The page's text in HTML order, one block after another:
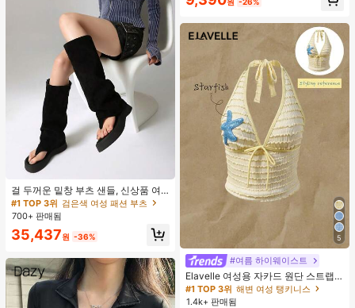
걸 두꺼운 밑창 부츠 샌들, 신상품 여
름 키높이 롱 샤프트 니치 섹시 팝 걸
끈 레트로 스트리트 스타일 앵클 부츠
#1 TOP 3위
거의 매진!
#1 TOP 3위 검은색 여성 패션 부츠
거의 매진!
#1 TOP 3위 검은색 여성 패션 부츠
거의 매진!
#1 TOP 3위
거의 매진!
700+ 판매됨
35,437원 -36% 5
#여름 하이웨이스트
Elavelle 여성용 자카드 원단 스트랩
불가사리 장식 홀터 탑, 봄/여름에 적
합 (탑만 포함, 반바지 미포함)
#1 TOP 3위 해변 여성 탱키니스
1.4k+ 판매됨